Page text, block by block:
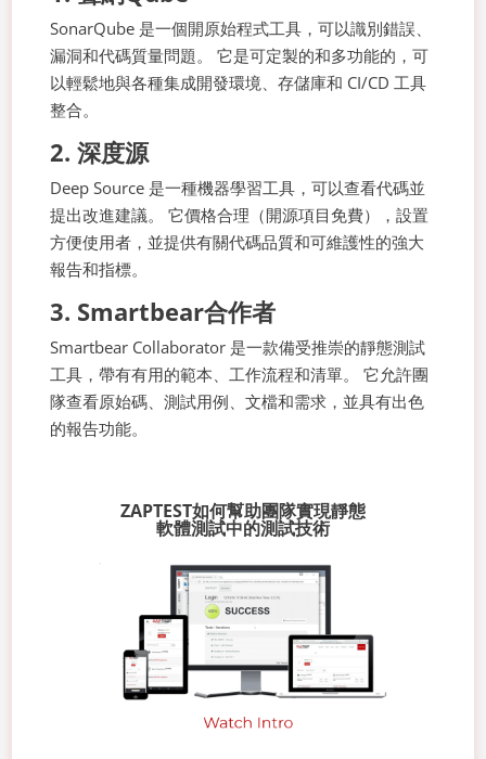
SonarQube 是一個開原始程式工具，可以識別錯誤、
漏洞和代碼質量問題。 它是可定製的和多功能的，可
以輕鬆地與各種集成開發環境、存儲庫和 CI/CD 工具
整合。
2. 深度源
Deep Source 是一種機器學習工具，可以查看代碼並
提出改進建議。 它價格合理（開源項目免費），設置
方便使用者，並提供有關代碼品質和可維護性的強大
報告和指標。
3. Smartbear合作者
Smartbear Collaborator 是一款備受推崇的靜態測試
工具，帶有有用的範本、工作流程和清單。 它允許團
隊查看原始碼、測試用例、文檔和需求，並具有出色
的報告功能。
ZAPTEST如何幫助團隊實現靜態
軟體測試中的測試技術